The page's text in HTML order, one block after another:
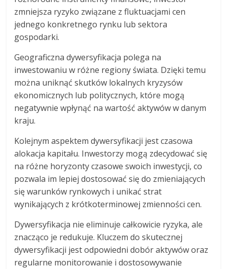
zmniejsza ryzyko związane z fluktuacjami cen
jednego konkretnego rynku lub sektora
gospodarki.
Geograficzna dywersyfikacja polega na
inwestowaniu w różne regiony świata. Dzięki temu
można uniknąć skutków lokalnych kryzysów
ekonomicznych lub politycznych, które mogą
negatywnie wpłynąć na wartość aktywów w danym
kraju.
Kolejnym aspektem dywersyfikacji jest czasowa
alokacja kapitału. Inwestorzy mogą zdecydować się
na różne horyzonty czasowe swoich inwestycji, co
pozwala im lepiej dostosować się do zmieniających
się warunków rynkowych i unikać strat
wynikających z krótkoterminowej zmienności cen.
Dywersyfikacja nie eliminuje całkowicie ryzyka, ale
znacząco je redukuje. Kluczem do skutecznej
dywersyfikacji jest odpowiedni dobór aktywów oraz
regularne monitorowanie i dostosowywanie